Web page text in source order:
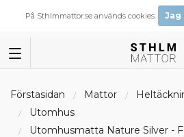
På Sthlmmattor.se används cookies. Jag
Förstasidan Mattor
Utomhus
Utomhusmatta Nature Silver -